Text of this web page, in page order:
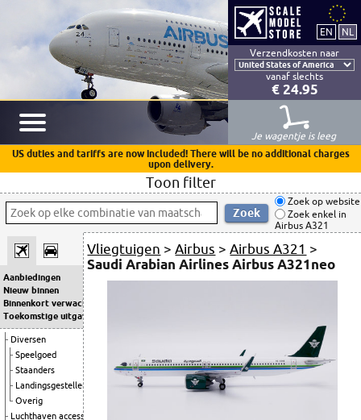
Verzendkosten naar
vanaf slechts
€ 24.95
Je wagentje is leeg
US duties and tariffs are now included! There will be no additional charges
upon delivery.
Toon filter
Zoek op website
Zoek enkel in
Airbus A321
Aanbiedingen
Nieuw binnen
Binnenkort verwacht
Toekomstige uitgaven
Diversen
Speelgoed
Staanders
Landingsgestellen
Overig
Luchthaven accessoires
Vliegtuigen >Airbus >Airbus A321 >
Saudi Arabian Airlines Airbus A321neo